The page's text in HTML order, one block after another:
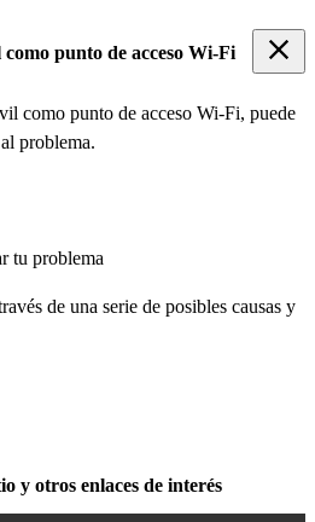
punto de acceso Wi-Fi
como punto de acceso Wi-Fi, puede
problema.
tu problema
de una serie de posibles causas y
y otros enlaces de interés